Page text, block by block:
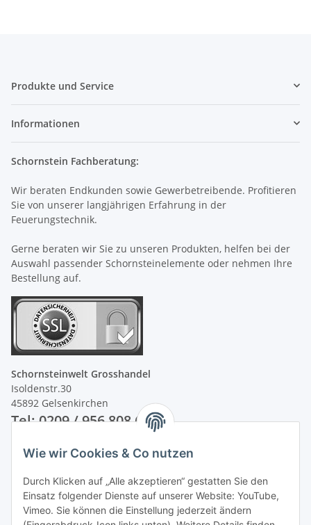
Produkte und Service
Informationen
Schornstein Fachberatung:
Wir beraten Endkunden sowie Gewerbetreibende. Profitieren
Sie von unserer langjährigen Erfahrung in der
Feuerungstechnik.
Gerne beraten wir Sie zu unseren Produkten, helfen bei der
Auswahl passender Schornsteinelemente oder nehmen Ihre
Bestellung auf.
Schornsteinwelt Grosshandel
Isoldenstr.30
45892 Gelsenkirchen
Tel: 0209 / 956 808 60
Unsere Zahlungsarten
Wie wir Cookies & Co nutzen
Durch Klicken auf „Alle akzeptieren“ gestatten Sie den
Einsatz folgender Dienste auf unserer Website: YouTube,
Vimeo. Sie können die Einstellung jederzeit ändern